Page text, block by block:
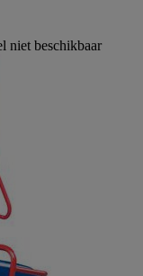
niet beschikbaar